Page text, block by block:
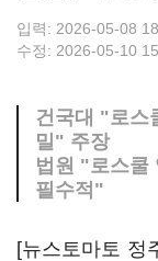
입력: 2026-05-08
수정: 2026-05-10
건국대 "로스
밀" 주장
법원 "로스쿨
필수적"
[뉴스토마토 정